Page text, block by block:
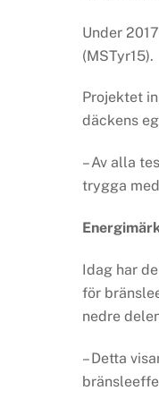
Under
(MSTyr15).
Projektet
däckens
– Av alla
trygga
Idag har
för
nedre
– Detta